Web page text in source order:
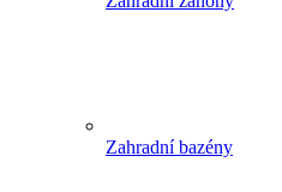
Zahradní bazény